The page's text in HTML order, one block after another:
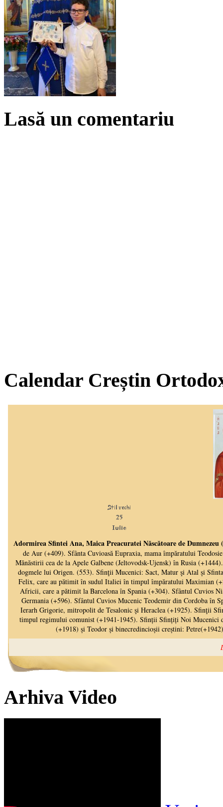
Lasă un comentariu
Calendar Creștin
Arhiva Video